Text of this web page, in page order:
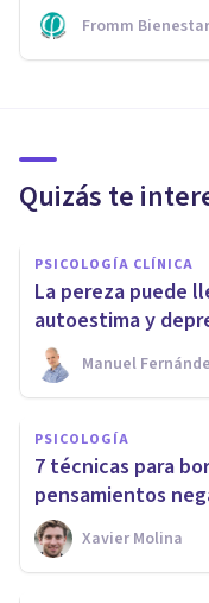
Fromm Bienestar
Quizás te
PSICOLOGÍA CLÍNICA
La pereza puede
autoestima y
Manuel
PSICOLOGÍA
7 técnicas para
pensamientos
Xavier Molina